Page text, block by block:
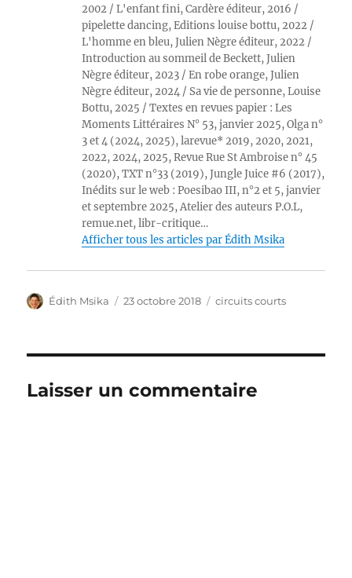
2002 / L'enfant fini, Cardère éditeur, 2016 /
pipelette dancing, Editions louise bottu, 2022 /
L'homme en bleu, Julien Nègre éditeur, 2022 /
Introduction au sommeil de Beckett, Julien
Nègre éditeur, 2023 / En robe orange, Julien
Nègre éditeur, 2024 / Sa vie de personne, Louise
Bottu, 2025 / Textes en revues papier : Les
Moments Littéraires N° 53, janvier 2025, Olga n°
3 et 4 (2024, 2025), larevue* 2019, 2020, 2021,
2022, 2024, 2025, Revue Rue St Ambroise n° 45
(2020), TXT n°33 (2019), Jungle Juice #6 (2017),
Inédits sur le web : Poesibao III, n°2 et 5, janvier
et septembre 2025, Atelier des auteurs P.O.L,
remue.net, libr-critique…
Afficher tous les articles par Édith Msika
Auteur
Édith Msika
Publié
23 octobre 2018 Catégories
circuits courts
Laisser un commentaire